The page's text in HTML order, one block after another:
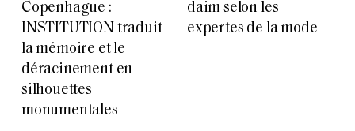
Copenhague :
INSTITUTION traduit
la mémoire et le
déracinement en
silhouettes
monumentales
daim selon les
expertes de la mode